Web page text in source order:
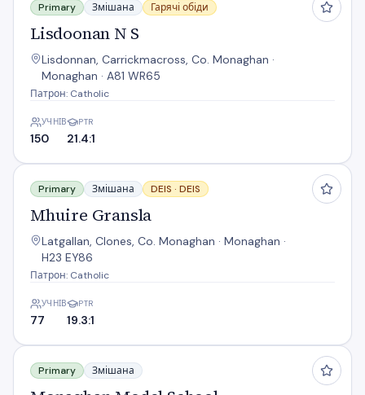
Primary Змішана Гарячі обіди
Lisdoonan N S
Lisdonnan, Carrickmacross, Co. Monaghan ·
Monaghan · A81 WR65
Патрон: Catholic
УЧНІВ
150
PTR
21.4:1
Mhuire Gransla
Primary Змішана DEIS · DEIS
Mhuire Gransla
Latgallan, Clones, Co. Monaghan · Monaghan ·
H23 EY86
Патрон: Catholic
УЧНІВ
77
PTR
19.3:1
Monaghan Model School
Primary Змішана